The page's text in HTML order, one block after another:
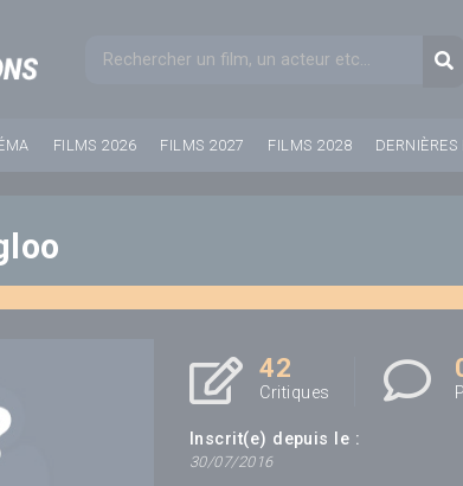
Formulaire de recherche
FILMS 2026 FILMS 2027 FILMS 2028
42
Critiques
Inscrit(e) depuis le :
30/07/2016